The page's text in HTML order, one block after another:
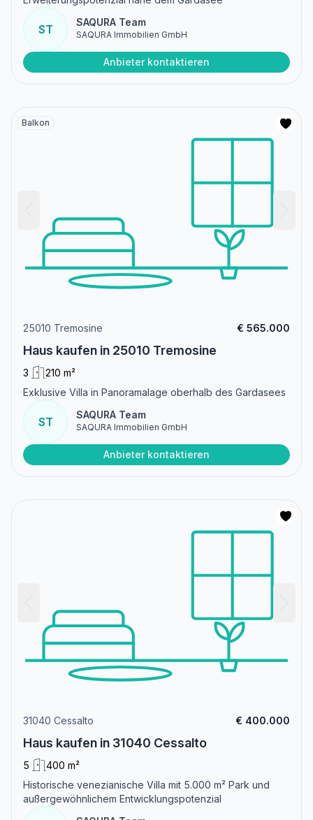
ST
SAQURA Team
SAQURA Immobilien GmbH
Anbieter kontaktieren
Balkon
25010 Tremosine € 565.000
Haus kaufen in 25010 Tremosine
3
210 m²
Exklusive Villa in Panoramalage oberhalb des Gardasees
ST
SAQURA Team
SAQURA Immobilien GmbH
Anbieter kontaktieren
31040 Cessalto € 400.000
Haus kaufen in 31040 Cessalto
5
400 m²
Historische venezianische Villa mit 5.000 m² Park und
außergewöhnlichem Entwicklungspotenzial